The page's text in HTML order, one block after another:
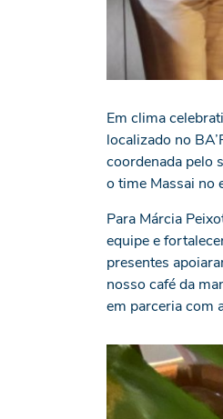
Em clima
localizado no
coordenada pelo
o time Massai no
Para Márcia
equipe e
presentes
nosso café da
em parceria com